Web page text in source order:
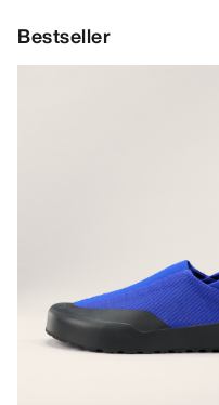
Bestseller